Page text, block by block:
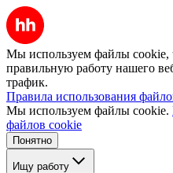
Мы используем файлы cookie,
правильную работу нашего
трафик.
Правила использования
Мы используем файлы cookie.
файлов cookie
Понятно
Ищу работу